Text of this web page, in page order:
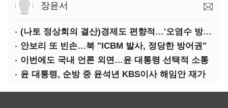
장윤서
(나토 정상회의 결산)경제도 편향적…'오염수 방류'만 용인
안보리 또 빈손…북 "ICBM 발사, 정당한 방어권"
이번에도 국내 언론 외면…윤 대통령 선택적 소통
윤 대통령, 순방 중 윤석년 KBS이사 해임안 재가